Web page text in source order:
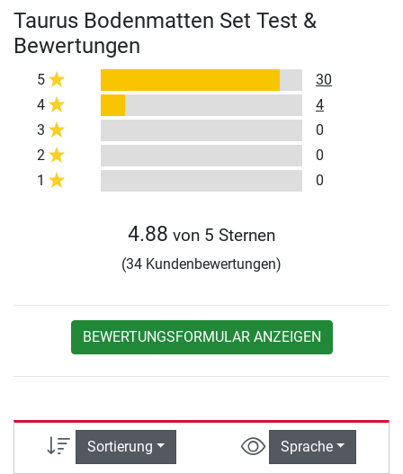
Taurus Bodenmatten Set Test &
Bewertungen
5
30
4
4
3
0
2
0
1
0
4.88 von 5 Sternen
(34 Kundenbewertungen)
BEWERTUNGSFORMULAR ANZEIGEN
Sortierung Sprache